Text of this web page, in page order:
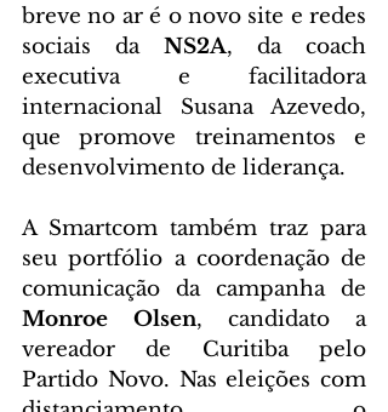
breve no ar é o novo site e redes
sociais da NS2A, da coach
executiva e facilitadora
internacional Susana Azevedo,
que promove treinamentos e
desenvolvimento de liderança.
A Smartcom também traz para
seu portfólio a coordenação de
Monroe Olsen, candidato a
vereador de Curitiba pelo
Partido Novo. Nas eleições com